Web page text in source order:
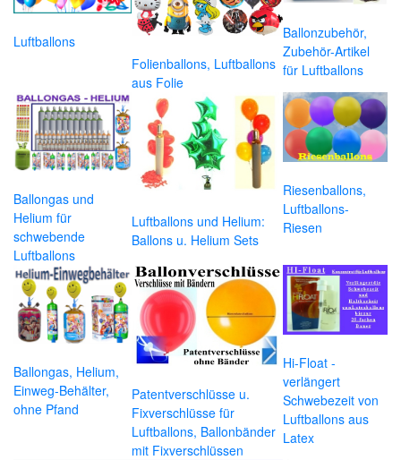
Luftballons
Folienballons, Luftballons
aus Folie
Ballonzubehör,
Zubehör-Artikel
für Luftballons
Ballongas und
Helium für
schwebende
Luftballons
Luftballons und Helium:
Ballons u. Helium Sets
Riesenballons,
Luftballons-
Riesen
Ballongas, Helium,
Einweg-Behälter,
ohne Pfand
Patentverschlüsse u.
Fixverschlüsse für
Luftballons, Ballonbänder
mit Fixverschlüssen
Hi-Float -
verlängert
Schwebezeit von
Luftballons aus
Latex